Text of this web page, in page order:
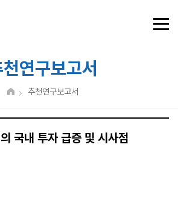
연구보고서
추천연구보고서
국내 투자 급증 및 시사점